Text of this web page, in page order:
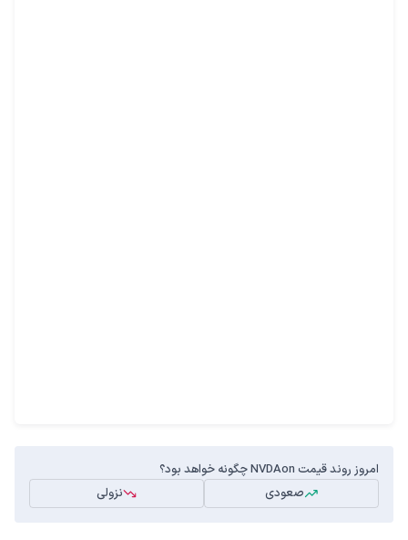
امروز روند قیمت NVDAon چگونه خواهد بود؟
صعودی
نزولی